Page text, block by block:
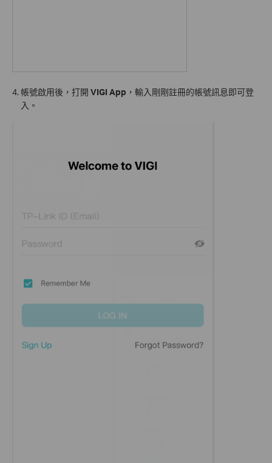
4. 帳號啟用後，打開 VIGI App ，輸入剛剛註冊的帳號訊息即可登
入。